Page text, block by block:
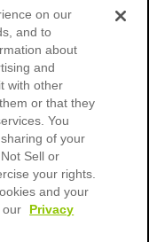
様
護に関するご協力のお
動車運送約款
送保険のご案内
on our
and to
about
and
with other
or that they
You
of your
Sell or
your rights.
and your
our
Privacy